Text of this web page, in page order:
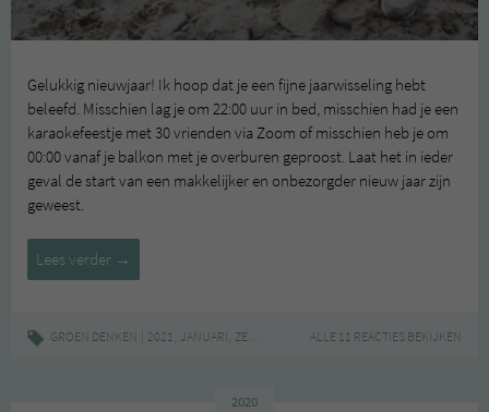
Gelukkig nieuwjaar! Ik hoop dat je een fijne jaarwisseling hebt
beleefd. Misschien lag je om 22:00 uur in bed, misschien had je een
karaokefeestje met 30 vrienden via Zoom of misschien heb je om
00:00 vanaf je balkon met je overburen geproost. Laat het in ieder
geval de start van een makkelijker en onbezorgder nieuw jaar zijn
geweest.
Lees verder Zelfzorg
in
→
GROEN DENKEN 2021, JANUARI, ZELFZORG ALLE 11 REACTIES BEKIJKEN
2020